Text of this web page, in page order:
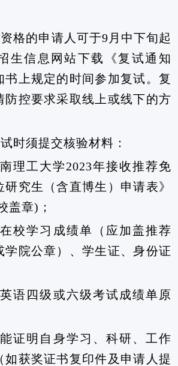
格的申请人可于9 月中下旬起
生信息网站下载《复试通知
书上规定的时间参加复试。复
防控要求采取线上或线下的方
时须提交核验材料：
理工大学2023年接收推荐免
究生（含直博生）申请表》
盖章) ；
校学习成绩单（应加盖推荐
学院公章）、学生证、身份证
语四级或六级考试成绩单原
证明自身学习、科研、工作
如获奖证书复印件及申请人提